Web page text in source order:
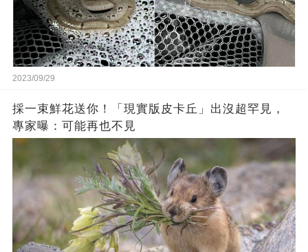
2023/09/29
採一束鮮花送你！「現實版皮卡丘」出沒超罕見，
專家曝：可能再也不見